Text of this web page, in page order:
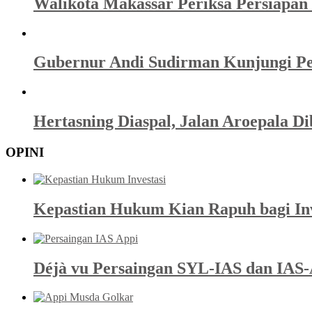
Gubernur Andi Sudirman Kunjungi
Hertasning Diaspal, Jalan Aroepala
OPINI
Kepastian Hukum Kian Rapuh bagi
Déjà vu Persaingan SYL-IAS dan